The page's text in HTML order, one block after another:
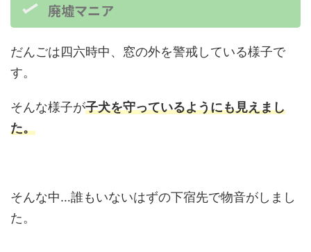
廃墟マニア
だんごは四六時中、窓の外を警戒している様子で
す。
そんな様子が子犬を守っているようにも見えまし
た。
そんな中…誰もいないはずの下宿先で物音がしまし
た。